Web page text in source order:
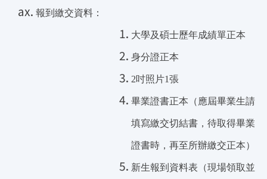
報到繳交資料：
大學及碩士歷年成績單正本
身分證正本
2吋照片1張
畢業證書正本（應屆畢業生請
填寫繳交切結書，待取得畢業
證書時，再至所辦繳交正本）
新生報到資料表（現場領取並